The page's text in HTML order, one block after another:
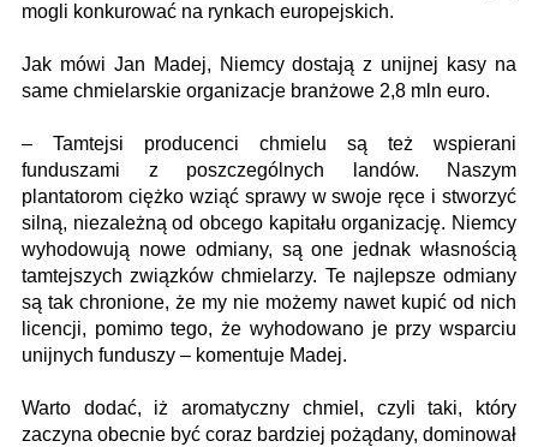
mogli konkurować na rynkach europejskich.
Jak mówi Jan Madej, Niemcy dostają z unijnej kasy na
same chmielarskie organizacje branżowe 2,8 mln euro.
– Tamtejsi producenci chmielu są też wspierani
funduszami z poszczególnych landów. Naszym
plantatorom ciężko wziąć sprawy w swoje ręce i stworzyć
silną, niezależną od obcego kapitału organizację. Niemcy
wyhodowują nowe odmiany, są one jednak własnością
tamtejszych związków chmielarzy. Te najlepsze odmiany
są tak chronione, że my nie możemy nawet kupić od nich
licencji, pomimo tego, że wyhodowano je przy wsparciu
unijnych funduszy – komentuje Madej.
Warto dodać, iż aromatyczny chmiel, czyli taki, który
zaczyna obecnie być coraz bardziej pożądany, dominował